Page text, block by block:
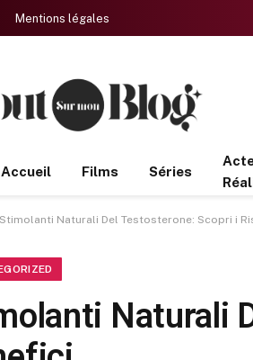
Mentions légales
Accueil Films Séries
Stimolanti Naturali Del Testosterone: Scopri i
Naturali